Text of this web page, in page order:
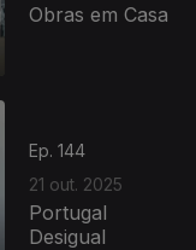
Obras em Casa
Ep. 144
21 out. 2025
Portugal
Desigual